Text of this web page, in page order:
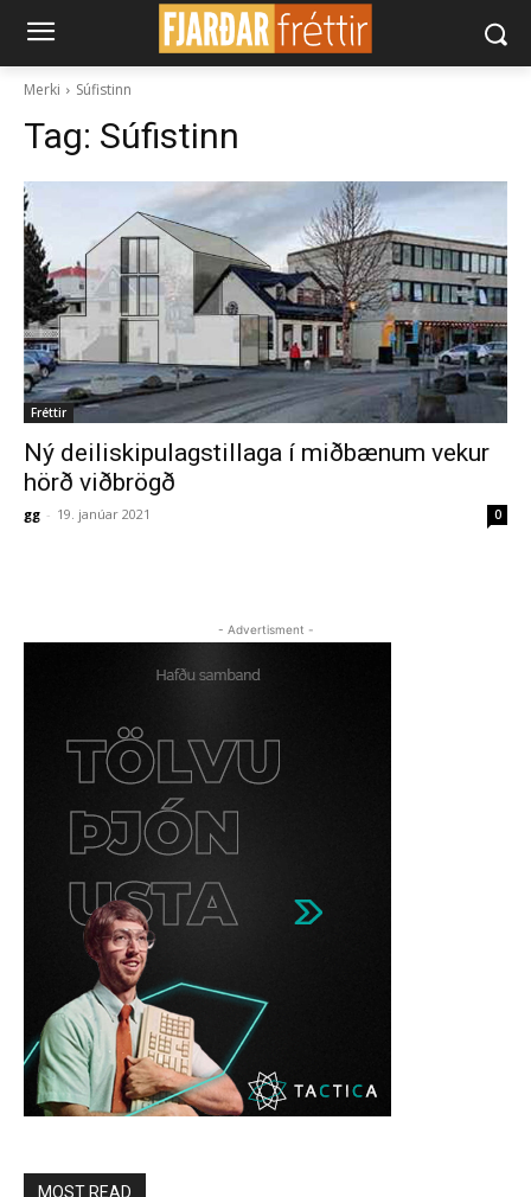
Merki Súfistinn
Tag: Súfistinn
Fréttir
Ný deiliskipulagstillaga í miðbænum vekur
hörð viðbrögð
gg - 19. janúar 2021 0
- Advertisment -
MOST READ